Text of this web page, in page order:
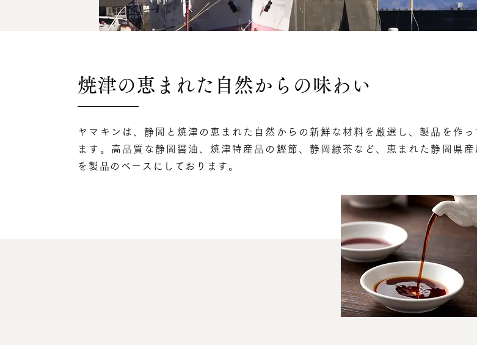
焼津の恵まれた自然からの味わい
ヤマキンは、静岡と焼津の恵まれた自然からの新鮮な材料を厳選し、製品を作っ
ます。高品質な静岡醤油、焼津特産品の鰹節、静岡緑茶など、恵まれた静岡県産
を製品のベースにしております。​